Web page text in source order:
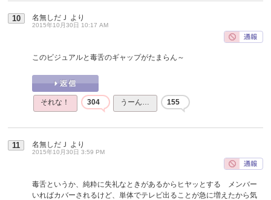
10 名無しだＪ より
2015年10月30日 10:17 AM
このビジュアルと毒舌のギャップがたまらん～
それな！ 304 うーん… 155
11 名無しだＪ より
2015年10月30日 3:59 PM
毒舌というか、純粋に失礼なときがあるからヒヤッとする メンバー
いればカバーされるけど、単体でテレビ出ることが急に増えたから気